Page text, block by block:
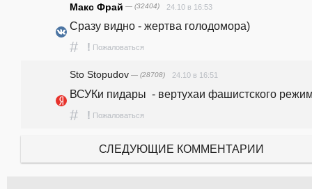
Макс Фрай — (32404) 24.10 в 16:53
Сразу видно - жертва голодомора)
# ! Пожаловаться
Sto Stopudov — (28708) 24.10 в 16:51
ВСУКи пидары  - вертухаи фашистского
# ! Пожаловаться
СЛЕДУЮЩИЕ КОММЕНТАРИИ